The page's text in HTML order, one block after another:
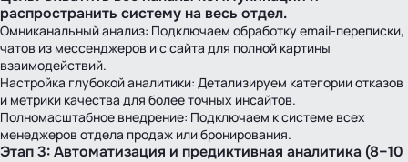
распространить систему на весь отдел.
Омниканальный анализ: Подключаем обработку email‑переписки,
чатов из мессенджеров и с сайта для полной картины
взаимодействий.
Настройка глубокой аналитики: Детализируем категории отказов
и метрики качества для более точных инсайтов.
Полномасштабное внедрение: Подключаем к системе всех
менеджеров отдела продаж или бронирования.
Этап 3: Автоматизация и предиктивная аналитика (8–10